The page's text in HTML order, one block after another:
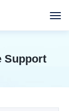
Support